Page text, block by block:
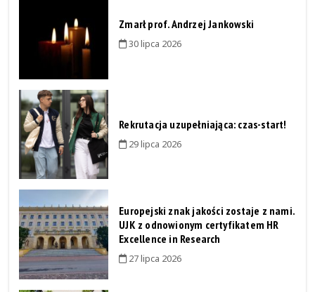
Zmarł prof. Andrzej Jankowski
30 lipca 2026
Rekrutacja uzupełniająca: czas-start!
29 lipca 2026
Europejski znak jakości zostaje z nami.
UJK z odnowionym certyfikatem HR
Excellence in Research
27 lipca 2026